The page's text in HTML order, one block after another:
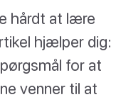
hårdt at lære
hjælper dig:
for at
venner til at